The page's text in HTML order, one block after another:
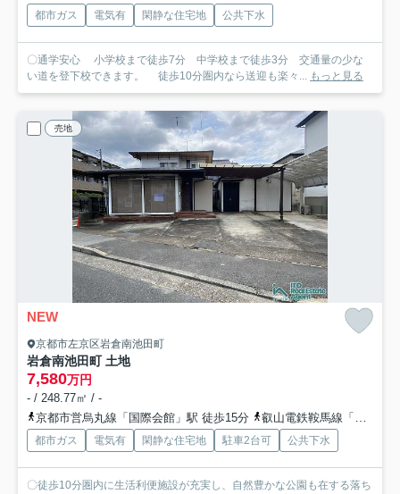
都市ガス 電気有 閑静な住宅地 公共下水
〇通学安心 小学校まで徒歩7分 中学校まで徒歩3分 交通量の少な
い道を登下校できます。 徒歩10分圏内なら送迎も楽々... もっと見る
売地
NEW
京都市左京区岩倉南池田町
岩倉南池田町 土地
7,580万円
- / 248.77㎡ / -
京都市営烏丸線「国際会館」駅 徒歩15分
叡山電鉄鞍馬線「木野」駅 徒歩13分
都市ガス 電気有 閑静な住宅地 駐車2台可 公共下水
〇徒歩10分圏内に生活利便施設が充実し、自然豊かな公園も在する落ち